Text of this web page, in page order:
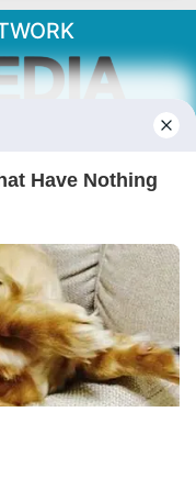
berita aktual dan
berbaik sangka